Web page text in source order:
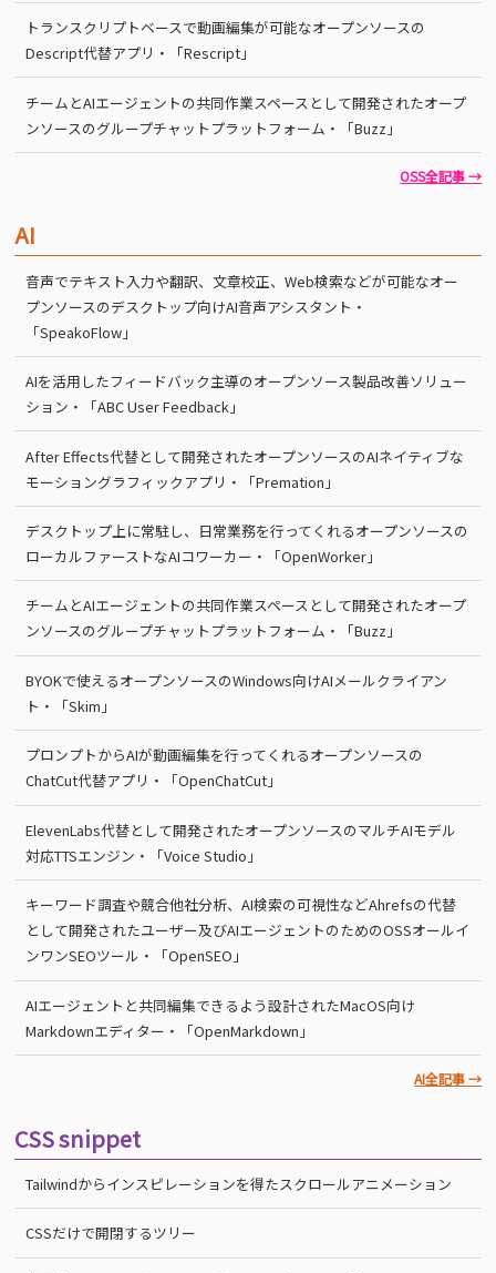
トランスクリプトベースで動画編集が可能なオープンソースの
Descript代替アプリ・「Rescript」
チームとAIエージェントの共同作業スペースとして開発されたオープ
ンソースのグループチャットプラットフォーム・「Buzz」
OSS全記事 →
AI
音声でテキスト入力や翻訳、文章校正、Web検索などが可能なオー
プンソースのデスクトップ向けAI音声アシスタント・
「SpeakoFlow」
AIを活用したフィードバック主導のオープンソース製品改善ソリュー
ション・「ABC User Feedback」
After Effects代替として開発されたオープンソースのAIネイティブな
モーショングラフィックアプリ・「Premation」
デスクトップ上に常駐し、日常業務を行ってくれるオープンソースの
ローカルファーストなAIコワーカー・「OpenWorker」
チームとAIエージェントの共同作業スペースとして開発されたオープ
ンソースのグループチャットプラットフォーム・「Buzz」
BYOKで使えるオープンソースのWindows向けAIメールクライアン
ト・「Skim」
プロンプトからAIが動画編集を行ってくれるオープンソースの
ChatCut代替アプリ・「OpenChatCut」
ElevenLabs代替として開発されたオープンソースのマルチAIモデル
対応TTSエンジン・「Voice Studio」
キーワード調査や競合他社分析、AI検索の可視性などAhrefsの代替
として開発されたユーザー及びAIエージェントのためのOSSオールイ
ンワンSEOツール・「OpenSEO」
AIエージェントと共同編集できるよう設計されたMacOS向け
Markdownエディター・「OpenMarkdown」
AI全記事 →
CSS snippet
Tailwindからインスピレーションを得たスクロールアニメーション
CSSだけで開閉するツリー